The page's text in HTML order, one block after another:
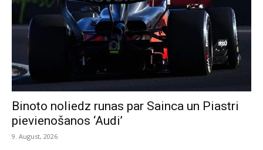
Binoto noliedz runas par Sainca un Piastri
pievienošanos ‘Audi’
9. August, 2026